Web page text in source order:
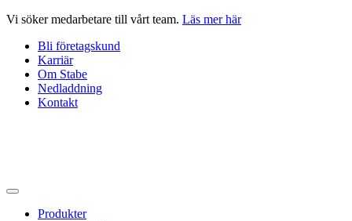
Hoppa
innehåll
Vi söker medarbetare till vårt team. Läs mer här
Bli företagskund
Karriär
Om Stabe
Nedladdning
Kontakt
Produkter